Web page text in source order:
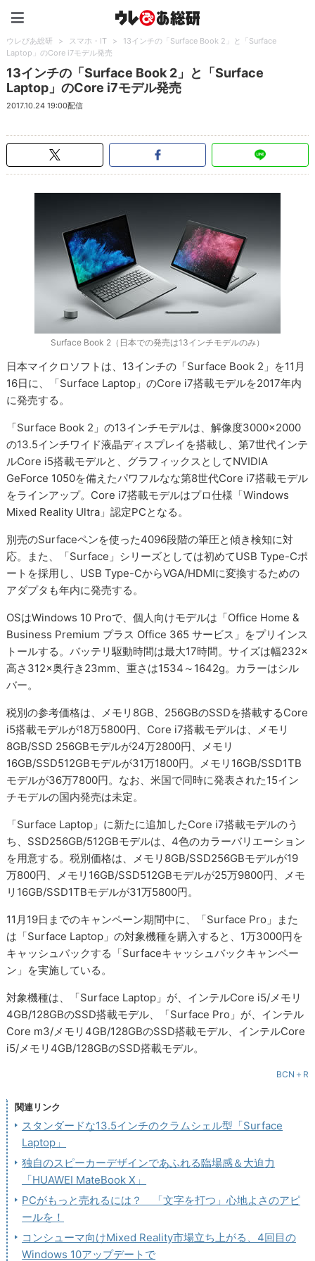
ウレぴあ総研 > スマホ・IT >
13インチの「Surface Book 2」と「Surface
Laptop」のCore i7モデル発売
13インチの「Surface Book 2」と「Surface
Laptop」のCore i7モデル発売
2017.10.24 19:00配信
Surface Book 2（日本での発売は13インチモデルのみ）
日本マイクロソフトは、13インチの「Surface Book 2」を11月
16日に、「Surface Laptop」のCore i7搭載モデルを2017年内
に発売する。
「Surface Book 2」の13インチモデルは、解像度3000×2000
の13.5インチワイド液晶ディスプレイを搭載し、第7世代インテ
ルCore i5搭載モデルと、グラフィックスとしてNVIDIA
GeForce 1050を備えたパワフルなな第8世代Core i7搭載モデル
をラインアップ。Core i7搭載モデルはプロ仕様「Windows
Mixed Reality Ultra」認定PCとなる。
別売のSurfaceペンを使った4096段階の筆圧と傾き検知に対
応。また、「Surface」シリーズとしては初めてUSB Type-Cポ
ートを採用し、USB Type-CからVGA/HDMIに変換するための
アダプタも年内に発売する。
OSはWindows 10 Proで、個人向けモデルは「Office Home &
Business Premium プラス Office 365 サービス」をプリインス
トールする。バッテリ駆動時間は最大17時間。サイズは幅232×
高さ312×奥行き23mm、重さは1534～1642g。カラーはシル
バー。
税別の参考価格は、メモリ8GB、256GBのSSDを搭載するCore
i5搭載モデルが18万5800円、Core i7搭載モデルは、メモリ
8GB/SSD 256GBモデルが24万2800円、メモリ
16GB/SSD512GBモデルが31万1800円。メモリ16GB/SSD1TB
モデルが36万7800円。なお、米国で同時に発表された15イン
チモデルの国内発売は未定。
「Surface Laptop」に新たに追加したCore i7搭載モデルのう
ち、SSD256GB/512GBモデルは、4色のカラーバリエーション
を用意する。税別価格は、メモリ8GB/SSD256GBモデルが19
万800円、メモリ16GB/SSD512GBモデルが25万9800円、メモ
リ16GB/SSD1TBモデルが31万5800円。
11月19日までのキャンペーン期間中に、「Surface Pro」また
は「Surface Laptop」の対象機種を購入すると、1万3000円を
キャッシュバックする「Surfaceキャッシュバックキャンペー
ン」を実施している。
対象機種は、「Surface Laptop」が、インテルCore i5/メモリ
4GB/128GBのSSD搭載モデル、「Surface Pro」が、インテル
Core m3/メモリ4GB/128GBのSSD搭載モデル、インテルCore
i5/メモリ4GB/128GBのSSD搭載モデル。
BCN＋R
関連リンク
スタンダードな13.5インチのクラムシェル型「Surface
Laptop」
独自のスピーカーデザインであふれる臨場感＆大迫力
「HUAWEI MateBook X」
PCがもっと売れるには？ 「文字を打つ」心地よさのアピ
ールを！
コンシューマ向けMixed Reality市場立ち上がる、4回目の
Windows 10アップデートで